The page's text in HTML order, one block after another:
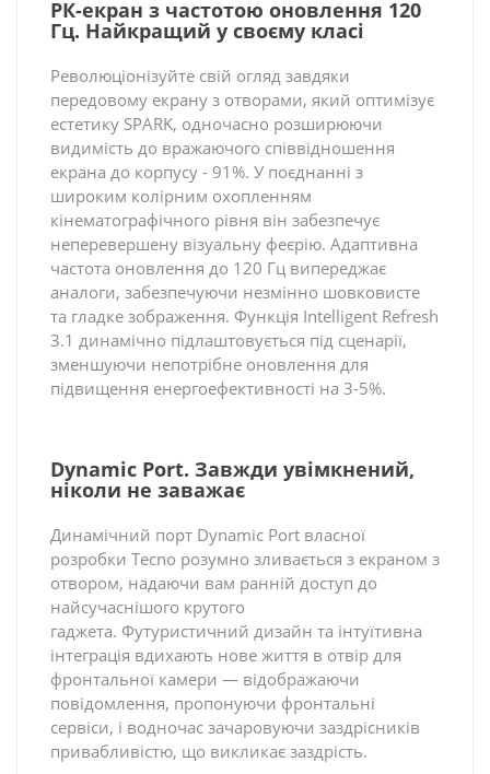
РК-екран з частотою оновлення 120
Гц. Найкращий у своєму класі
Революціонізуйте свій огляд завдяки
передовому екрану з отворами, який оптимізує
естетику SPARK, одночасно розширюючи
видимість до вражаючого співвідношення
екрана до корпусу - 91%. У поєднанні з
широким колірним охопленням
кінематографічного рівня він забезпечує
неперевершену візуальну феєрію. Адаптивна
частота оновлення до 120 Гц випереджає
аналоги, забезпечуючи незмінно шовковисте
та гладке зображення. Функція Intelligent Refresh
3.1 динамічно підлаштовується під сценарії,
зменшуючи непотрібне оновлення для
підвищення енергоефективності на 3-5%.
Dynamic Port. Завжди увімкнений,
ніколи не заважає
Динамічний порт Dynamic Port власної
розробки Tecno розумно зливається з екраном з
отвором, надаючи вам ранній доступ до
найсучаснішого крутого
гаджета. Футуристичний дизайн та інтуїтивна
інтеграція вдихають нове життя в отвір для
фронтальної камери — відображаючи
повідомлення, пропонуючи фронтальні
сервіси, і водночас зачаровуючи заздрісників
привабливістю, що викликає заздрість.